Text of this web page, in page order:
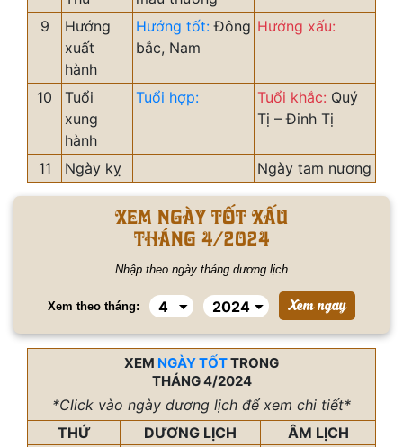
9
Hướng
xuất
hành
Hướng tốt: Đông
bắc, Nam
Hướng xấu:
10
Tuổi
xung
hành
Tuổi hợp: Tuổi khắc: Quý
Tị – Đinh Tị
11 Ngày kỵ Ngày tam nương
Xem ngày tốt xấu
tháng 4/2024
Nhập theo ngày tháng dương lịch
Xem theo tháng:
XEM NGÀY TỐTTRONG
THÁNG 4/2024
*Click vào ngày dương lịch để xem chi tiết*
THỨ
DƯƠNG LỊCH
ÂM LỊCH